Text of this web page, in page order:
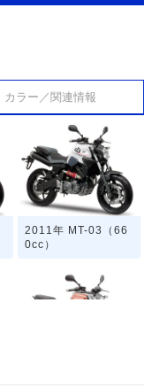
カラー／関連情報
2011年 MT-03（66
0cc）